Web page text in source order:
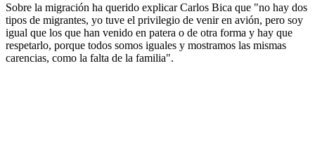
Sobre la migración ha querido explicar Carlos Bica que "no hay dos
tipos de migrantes, yo tuve el privilegio de venir en avión, pero soy
igual que los que han venido en patera o de otra forma y hay que
respetarlo, porque todos somos iguales y mostramos las mismas
carencias, como la falta de la familia".